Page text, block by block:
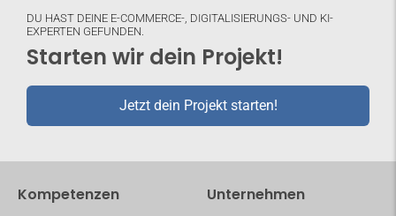
DU HAST DEINE E-COMMERCE-, DIGITALISIERUNGS- UND KI-
EXPERTEN GEFUNDEN.
Starten wir dein Projekt!
Jetzt dein Projekt starten!
Kompetenzen Unternehmen